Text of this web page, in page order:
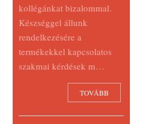
kollégánkat bizalommal.
Készséggel állunk
rendelkezésére a
termékekkel kapcsolatos
szakmai kérdések m…
TOVÁBB